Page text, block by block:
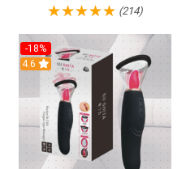
(214)
-18%
4.6